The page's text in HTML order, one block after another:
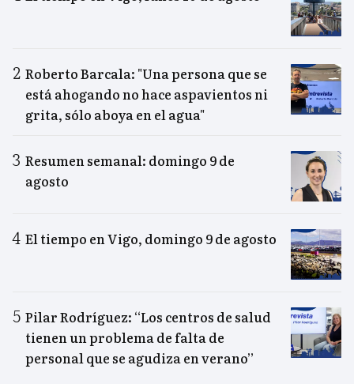
Roberto Barcala: "Una persona que se
está ahogando no hace aspavientos ni
grita, sólo aboya en el agua"
Resumen semanal: domingo 9 de
agosto
El tiempo en Vigo, domingo 9 de agosto
Pilar Rodríguez: “Los centros de salud
tienen un problema de falta de
personal que se agudiza en verano”